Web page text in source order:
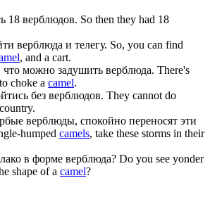
18 верблюдов. So then they had 18
верблюда и телегу. So, you can find
, and a cart.
что можно задушить верблюда. There's
choke a camel.
без верблюдов. They cannot do
верблюды, спокойно переносят эти
humped camels, take these storms in their
в форме верблюда? Do you see yonder
shape of a camel?